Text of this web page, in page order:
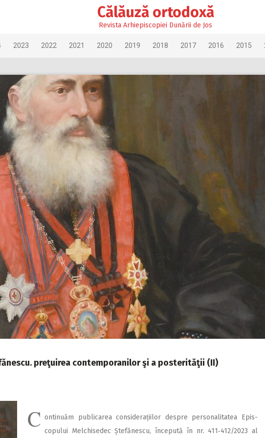
Călăuză ortodoxă
Revista Arhiepiscopiei Dunării de Jos
2023 2022 2021 2020 2019 2018 2017 2016 2015
preţuirea contemporanilor şi a posterităţii (II)
C ontinuăm publicarea con­siderațiilor despre personalita­tea Epis­
copului Melchisedec Ștefănescu, începută în nr. 411‑412/2023 al